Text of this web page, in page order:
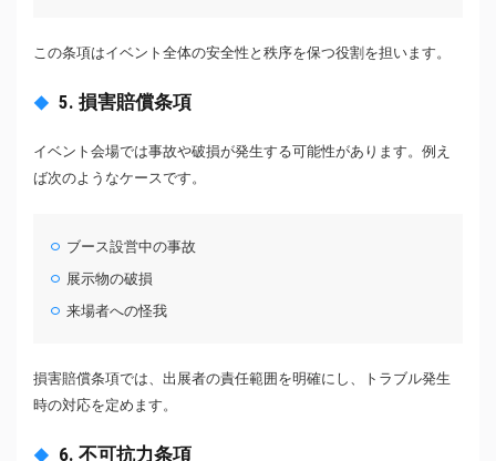
この条項はイベント全体の安全性と秩序を保つ役割を担います。
5. 損害賠償条項
イベント会場では事故や破損が発生する可能性があります。例え
ば次のようなケースです。
ブース設営中の事故
展示物の破損
来場者への怪我
損害賠償条項では、出展者の責任範囲を明確にし、トラブル発生
時の対応を定めます。
6. 不可抗力条項